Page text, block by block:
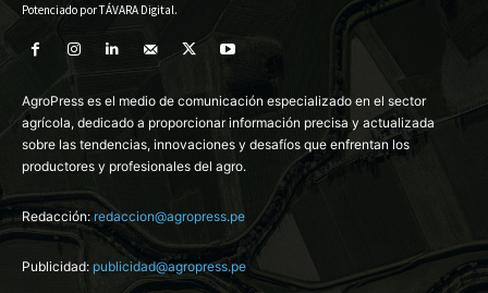
Potenciado porTÁVARA Digital.
AgroPress es el medio de comunicación especializado en el sector
agrícola, dedicado a proporcionar información precisa y actualizada
sobre las tendencias, innovaciones y desafíos que enfrentan los
productores y profesionales del agro.
Redacción: redaccion@agropress.pe
Publicidad: publicidad@agropress.pe